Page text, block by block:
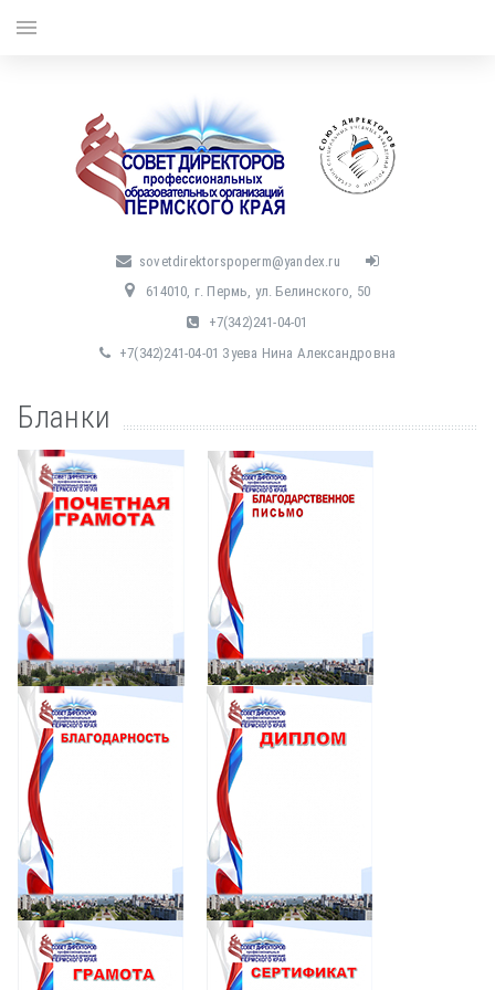
sovetdirektorspoperm@yandex.ru
614010, г. Пермь, ул. Белинского, 50
+7(342)241-04-01
+7(342)241-04-01 Зуева Нина Александровна
Бланки
menu